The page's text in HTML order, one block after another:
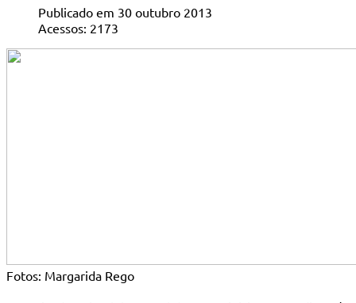
Publicado em 30 outubro 2013
Acessos: 2173
Fotos: Margarida Rego